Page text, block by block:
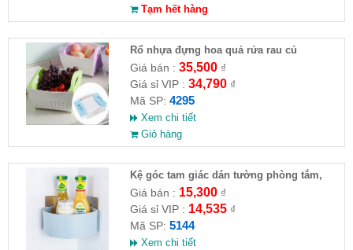
Tạm hết hàng
Rổ nhựa đựng hoa quả rửa rau củ
Giá bán : 35,500₫
Giá sỉ VIP : 34,790₫
Mã SP: 4295
Xem chi tiết
Giỏ hàng
Kệ góc tam giác dán tường phòng tắm,
nhà bếp
Giá bán : 15,300₫
Giá sỉ VIP : 14,535₫
Mã SP: 5144
Xem chi tiết